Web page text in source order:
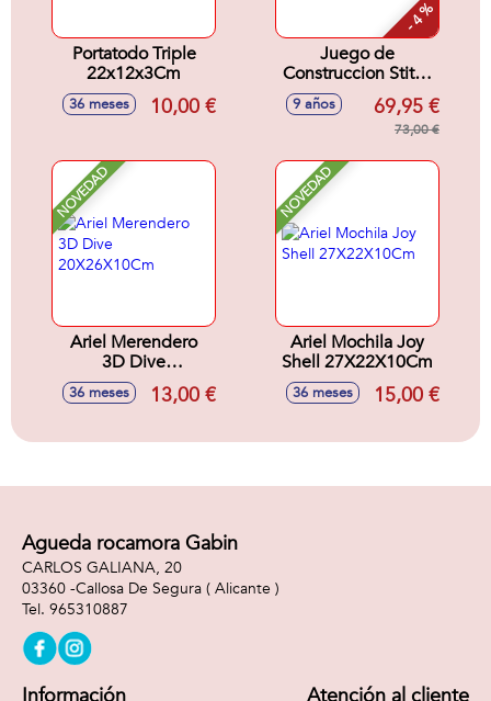
Portatodo Triple
22x12x3Cm
36 meses 10,00 €
- 4 %
Juego de
Construccion Stitch
Y Scrump Lego
Disney Classic
9 años 69,95 €
73,00 €
NOVEDAD
Ariel Merendero
3D Dive
20X26X10Cm
36 meses 13,00 €
NOVEDAD
Ariel Mochila Joy
Shell 27X22X10Cm
36 meses 15,00 €
Agueda rocamora Gabin
CARLOS GALIANA, 20
03360 -Callosa De Segura ( Alicante )
965310887